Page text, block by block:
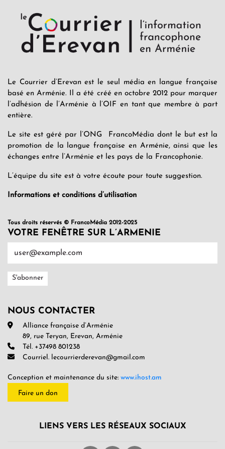
Le Courrier d’Erevan est le seul média en langue française
basé en Arménie. Il a été créé en octobre 2012 pour marquer
l’adhésion de l’Arménie à l’OIF en tant que membre à part
entière.
Le site est géré par l’ONG FrancoMédia dont le but est la
promotion de la langue française en Arménie, ainsi que les
échanges entre l’Arménie et les pays de la Francophonie.
L’équipe du site est à votre écoute pour toute suggestion.
Informations et conditions d’utilisation
Tous droits réservés © FrancoMédia 2012-2025
VOTRE FENÊTRE SUR L’ARMENIE
NOUS CONTACTER
Alliance française d’Arménie
89, rue Teryan, Erevan, Arménie
Tél. +37498 801238
Courriel. lecourrierderevan@gmail.com
Conception et maintenance du site: www.ihost.am
Faire un don
LIENS VERS LES RÉSEAUX SOCIAUX